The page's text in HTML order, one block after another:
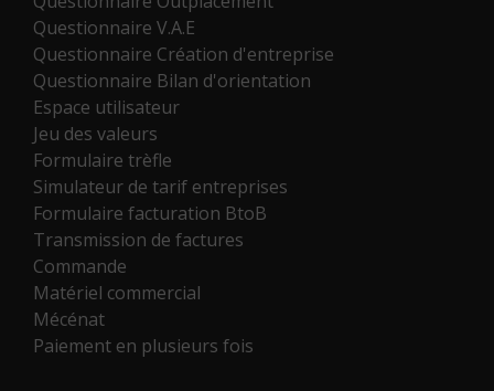
Questionnaire V.A.E
Questionnaire Création d'entreprise
Questionnaire Bilan d'orientation
Espace utilisateur
Jeu des valeurs
Formulaire trèfle
Simulateur de tarif entreprises
Formulaire facturation BtoB
Transmission de factures
Commande
Matériel commercial
Mécénat
Paiement en plusieurs fois